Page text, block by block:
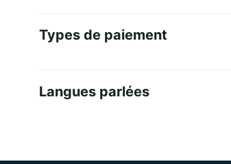
Types de paiement
Langues parlées